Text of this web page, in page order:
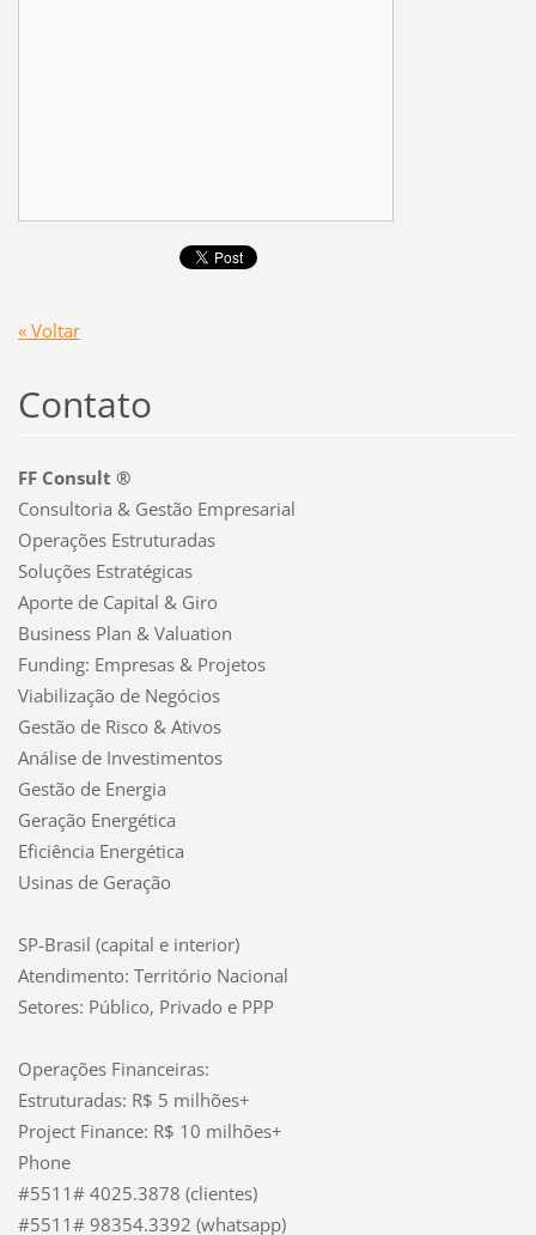
« Voltar
Contato
FF Consult ®
Consultoria & Gestão Empresarial
Operações Estruturadas
Soluções Estratégicas
Aporte de Capital & Giro
Business Plan & Valuation
Funding: Empresas & Projetos
Viabilização de Negócios
Gestão de Risco & Ativos
Análise de Investimentos
Gestão de Energia
Geração Energética
Eficiência Energética
Usinas de Geração
SP-Brasil (capital e interior)
Atendimento: Território Nacional
Setores: Público, Privado e PPP
Operações Financeiras:
Estruturadas: R$ 5 milhões+
Project Finance: R$ 10 milhões+
Phone
#5511# 4025.3878 (clientes)
#5511# 98354.3392 (whatsapp)